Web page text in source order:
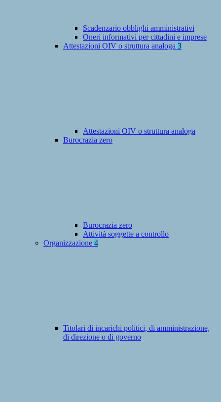
Scadenzario obblighi amministrativi
Oneri informativi per cittadini e imprese
Attestazioni OIV o struttura analoga 3
Attestazioni OIV o struttura analoga
Burocrazia zero
Burocrazia zero
Attività soggette a controllo
Organizzazione 4
Titolari di incarichi politici, di amministrazione,
di direzione o di governo